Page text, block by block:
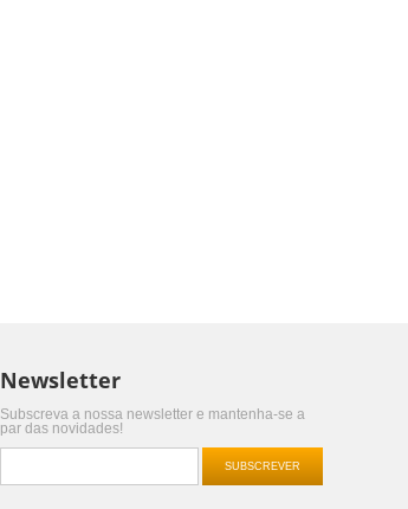
Newsletter
Subscreva a nossa newsletter e mantenha-se a
par das novidades!
SUBSCREVER